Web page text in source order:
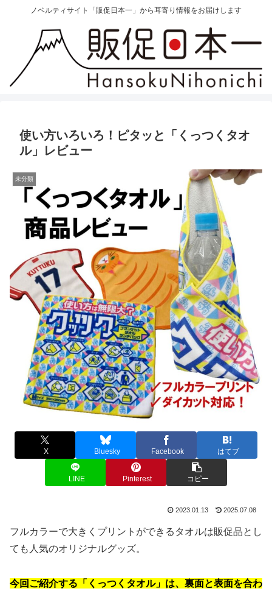
ノベルティサイト「販促日本一」から耳寄り情報をお届けします
使い方いろいろ！ピタッと「くっつくタオ
ル」レビュー
未分類
X Bluesky Facebook はてブ
LINE Pinterest コピー
2023.01.13 2025.07.08
フルカラーで大きくプリントができるタオルは販促品とし
ても人気のオリジナルグッズ。
今回ご紹介する「くっつくタオル」は、裏面と表面を合わ